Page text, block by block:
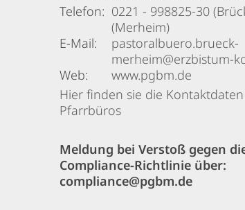
Telefon: 0221 - 998825-30
(Merheim)
E-Mail:
pastoralbuero.brueck-
merheim@erzbistum-
Web:
www.pgbm.de
Hier finden sie die
Pfarrbüros
Meldung bei Verstoß gegen
Compliance-Richtlinie über:
compliance@pgbm.de